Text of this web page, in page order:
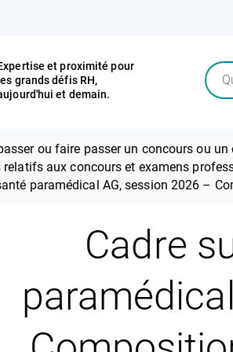
Couronne
et proximité pour
les grands défis RH,
et demain.
pour
ou faire passer un concours ou un
aux concours et examens
paramédical AG, session 2026 –
Cadre